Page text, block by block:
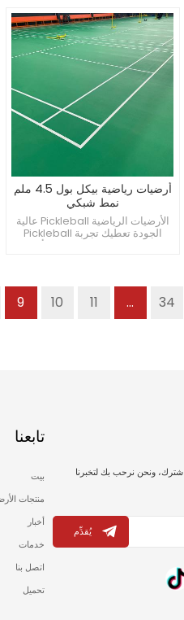
أرضيات رياضية بيكل بول 4.5 ملم
نمط شبكي
الأرضيات الرياضية Pickleball عالية
الجودة تعطيك تجربة Pickleball
المهنية اجعل وقتك الرياضي أفضل
9 10 11 ... 34
تابعنا
بيت
منتجات
أخبار
خدمات
اتصل بنا
تحميل
ونحن نرحب بك لتخبرنا
يُقدِّم